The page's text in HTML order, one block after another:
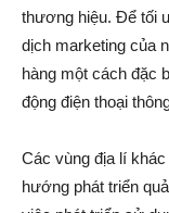
thương hiệu. Để tối
dịch marketing của
hàng một cách đặc
động điện thoại
Các vùng địa lí
hướng phát triển